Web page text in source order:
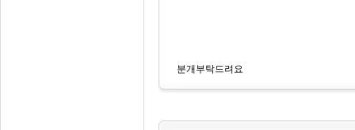
분개부탁드려요